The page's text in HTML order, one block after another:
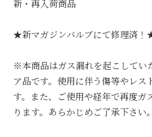
新・再入荷商品
★新マガジンバルブにて修理済！
※本商品はガス漏れを起こしてい
ア品です。使用に伴う傷等やレス
す。また、ご使用や経年で再度ガ
ります。あらかじめご了承下さい。